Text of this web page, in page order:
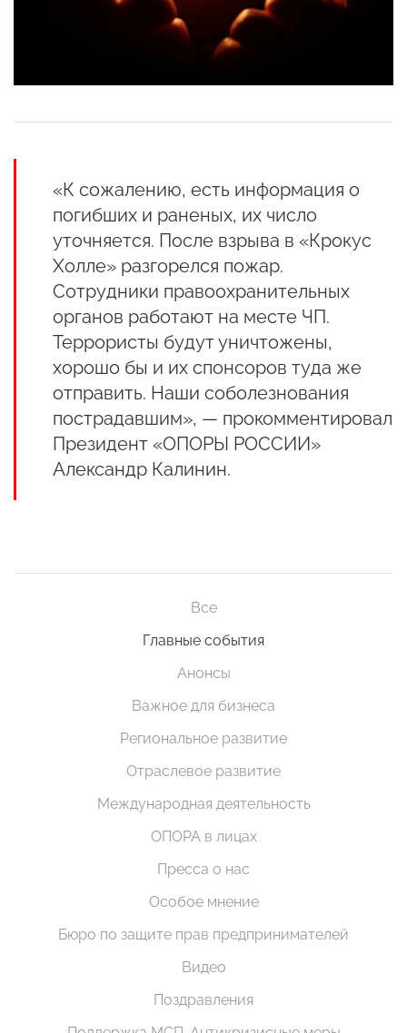
«К сожалению, есть информация о
погибших и раненых, их число
уточняется. После взрыва в «Крокус
Холле» разгорелся пожар.
Сотрудники правоохранительных
органов работают на месте ЧП.
Террористы будут уничтожены,
хорошо бы и их спонсоров туда же
отправить. Наши соболезнования
пострадавшим», — прокомментировал
Президент «ОПОРЫ РОССИИ»
Александр Калинин.
Все
Главные события
Анонсы
Важное для бизнеса
Региональное развитие
Отраслевое развитие
Международная деятельность
ОПОРА в лицах
Пресса о нас
Особое мнение
Бюро по защите прав предпринимателей
Видео
Поздравления